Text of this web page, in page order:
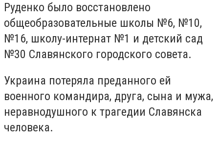
Руденко было восстановлено
общеобразовательные школы №6, №10,
№16, школу-интернат №1 и детский сад
№30 Славянского городского совета.
Украина потеряла преданного ей
военного командира, друга, сына и мужа,
неравнодушного к трагедии Славянска
человека.